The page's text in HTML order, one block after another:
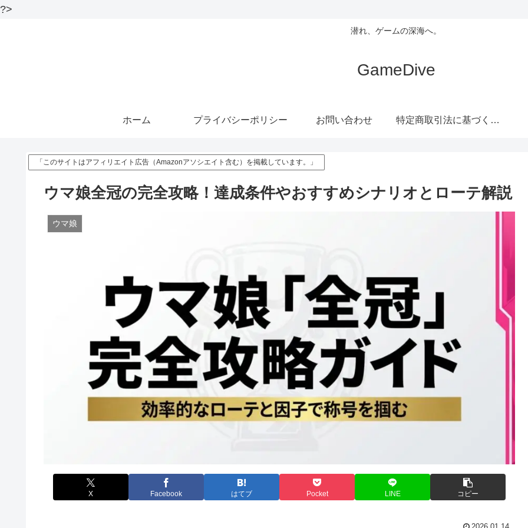
?>
潜れ、ゲームの深海へ。
GameDive
ホーム プライバシーポリシー お問い合わせ 特定商取引法に基づく表記
「このサイトはアフィリエイト広告（Amazonアソシエイト含む）を掲載しています。」
ウマ娘全冠の完全攻略！達成条件やおすすめシナリオとローテ解説
ウマ娘
X Facebook はてブ Pocket LINE コピー